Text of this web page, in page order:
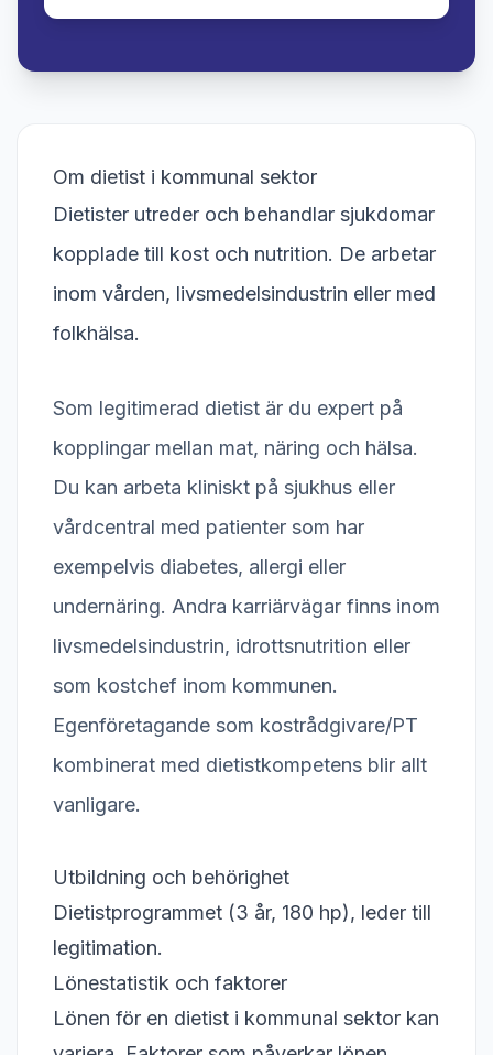
Om dietist i kommunal sektor
Dietister utreder och behandlar sjukdomar
kopplade till kost och nutrition. De arbetar
inom vården, livsmedelsindustrin eller med
folkhälsa.
Som legitimerad dietist är du expert på
kopplingar mellan mat, näring och hälsa.
Du kan arbeta kliniskt på sjukhus eller
vårdcentral med patienter som har
exempelvis diabetes, allergi eller
undernäring. Andra karriärvägar finns inom
livsmedelsindustrin, idrottsnutrition eller
som kostchef inom kommunen.
Egenföretagande som kostrådgivare/PT
kombinerat med dietistkompetens blir allt
vanligare.
Utbildning och behörighet
Dietistprogrammet (3 år, 180 hp), leder till
legitimation.
Lönestatistik och faktorer
Lönen för en dietist i kommunal sektor kan